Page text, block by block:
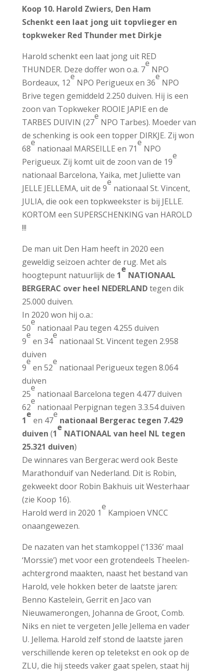
Koop 10. Harold Zwiers, Den Ham
Schenkt een laat jong uit topvlieger en
topkweker Red Thunder met Dirkje
Harold schenkt een laat jong uit RED
THUNDER. Deze doffer won o.a. 7
e
NPO
Bordeaux, 12
e
NPO Perigueux en 36
e
NPO
Brive tegen gemiddeld 2.250 duiven. Hij is een
zoon van Topkweker ROOIE JAPIE en de
TARBES DUIVIN (27
e
NPO Tarbes). Moeder van
de schenking is ook een topper DIRKJE. Zij won
68
e
nationaal MARSEILLE en 71
e
NPO
Perigueux. Zij komt uit de zoon van de 19
e
nationaal Barcelona, Yaika, met Juliette van
JELLE JELLEMA, uit de 9
e
nationaal St. Vincent,
JULIA, die ook een topkweekster is bij JELLE.
KORTOM een SUPERSCHENKING van HAROLD
!!!
De man uit Den Ham heeft in 2020 een
geweldig seizoen achter de rug. Met als
hoogtepunt natuurlijk de 1
e
NATIONAAL
BERGERAC over heel NEDERLANDtegen dik
25.000 duiven.
In 2020 won hij o.a.:
50
e
nationaal Pau tegen 4.255 duiven
9
e
en 34
e
nationaal St. Vincent tegen 2.958
duiven
9
e
en 52
e
nationaal Perigueux tegen 8.064
duiven
25
e
nationaal Barcelona tegen 4.477 duiven
62
e
nationaal Perpignan tegen 3.3.54 duiven
1
e
en 47
e
nationaal Bergerac tegen 7.429
duiven (1
e
NATIONAAL van heel NL tegen
25.321 duiven)
De winnares van Bergerac werd ook Beste
Marathonduif van Nederland. Dit is Robin,
gekweekt door Robin Bakhuis uit Westerhaar
(zie Koop 16).
Harold werd in 2020 1
e
Kampioen VNCC
onaangewezen.
De nazaten van het stamkoppel (‘1336’ maal
‘Morssie’) met voor een grotendeels Theelen-
achtergrond maakten, naast het bestand van
Harold, vele hokken beter de laatste jaren:
Benno Kastelein, Gerrit en Jaco van
Nieuwamerongen, Johanna de Groot, Comb.
Niks en niet te vergeten Jelle Jellema en vader
U. Jellema. Harold zelf stond de laatste jaren
verschillende keren op teletekst en ook op de
ZLU, die hij steeds vaker gaat spelen, staat hij